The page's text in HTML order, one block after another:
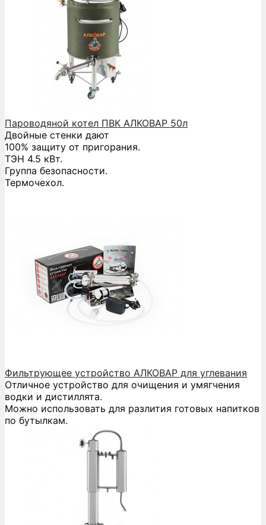
Пароводяной котел ПВК АЛКОВАР 50л
Двойные стенки дают
100% защиту от пригорания.
ТЭН 4.5 кВт.
Группа безопасности.
Термочехол.
Фильтрующее устройство АЛКОВАР для углевания
Отличное устройство для очищения и умягчения
водки и дистиллята.
Можно использовать для разлития готовых напитков
по бутылкам.